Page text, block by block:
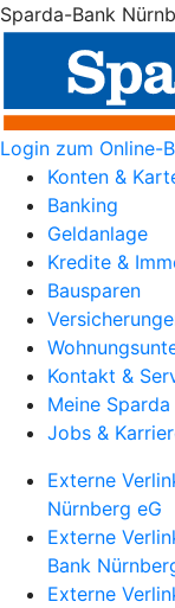
Sparda-Bank
Login zum Online-
Konten &
Banking
Geldanlage
Kredite &
Bausparen
Kontakt &
Meine Sparda
Jobs &
Externe
Nürnberg eG
Externe
Bank
Externe